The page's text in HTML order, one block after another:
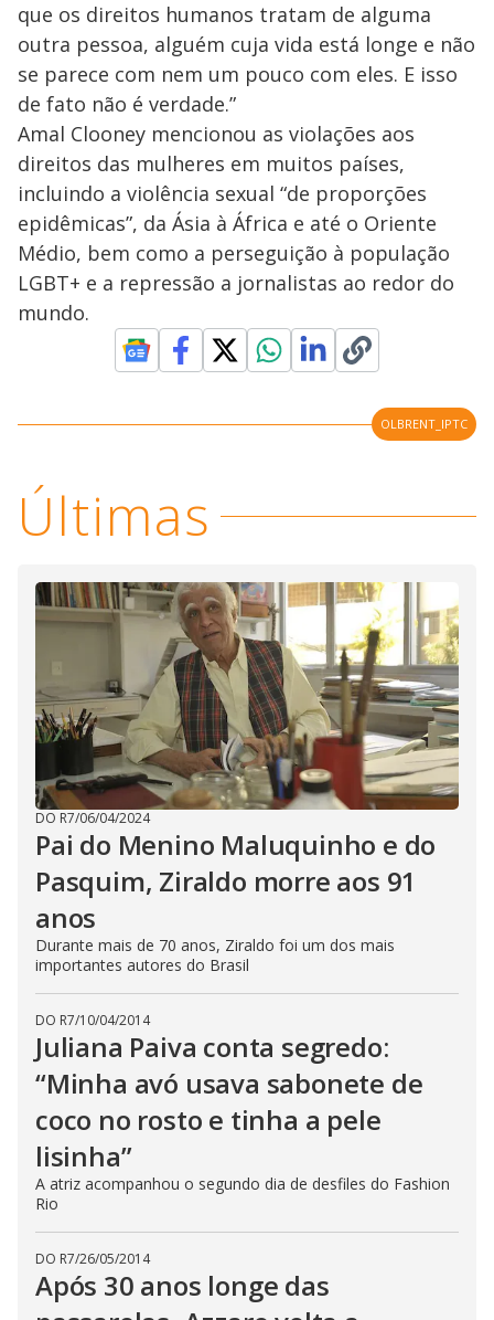
que os direitos humanos tratam de alguma
outra pessoa, alguém cuja vida está longe e não
se parece com nem um pouco com eles. E isso
de fato não é verdade.”
Amal Clooney mencionou as violações aos
direitos das mulheres em muitos países,
incluindo a violência sexual “de proporções
epidêmicas”, da Ásia à África e até o Oriente
Médio, bem como a perseguição à população
LGBT+ e a repressão a jornalistas ao redor do
mundo.
OLBRENT_IPTC
Últimas
DO R7/06/04/2024
Pai do Menino Maluquinho e do
Pasquim, Ziraldo morre aos 91
anos
Durante mais de 70 anos, Ziraldo foi um dos mais
importantes autores do Brasil
DO R7/10/04/2014
Juliana Paiva conta segredo:
“Minha avó usava sabonete de
coco no rosto e tinha a pele
lisinha”
A atriz acompanhou o segundo dia de desfiles do Fashion
Rio
DO R7/26/05/2014
Após 30 anos longe das